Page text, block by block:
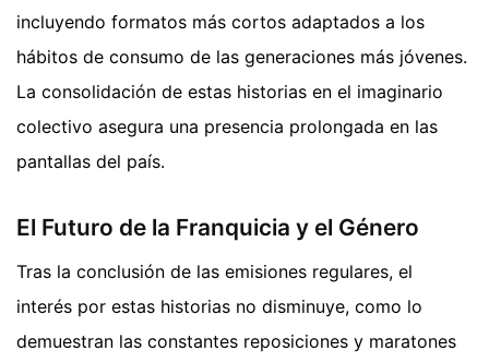
incluyendo formatos más cortos adaptados a los
hábitos de consumo de las generaciones más jóvenes.
La consolidación de estas historias en el imaginario
colectivo asegura una presencia prolongada en las
pantallas del país.
El Futuro de la Franquicia y el Género
Tras la conclusión de las emisiones regulares, el
interés por estas historias no disminuye, como lo
demuestran las constantes reposiciones y maratones